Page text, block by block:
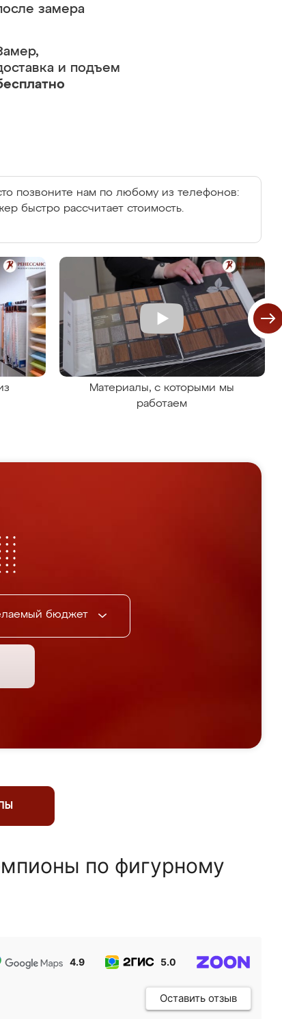
замера
и подъем
позвоните нам по любому из телефонов:
быстро рассчитает стоимость.
Материалы, с которыми мы
работаем
бюджет
по фигурному
4.9 5.0
Оставить отзыв